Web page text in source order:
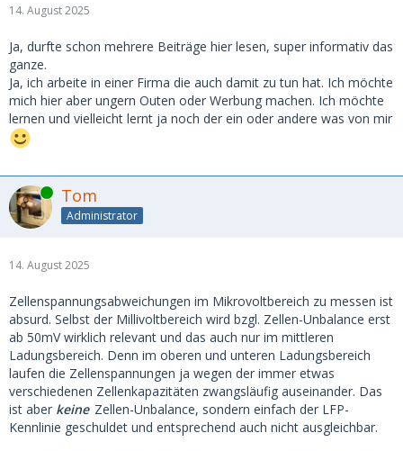
14. August 2025
Ja, durfte schon mehrere Beiträge hier lesen, super informativ das
ganze.
Ja, ich arbeite in einer Firma die auch damit zu tun hat. Ich möchte
mich hier aber ungern Outen oder Werbung machen. Ich möchte
lernen und vielleicht lernt ja noch der ein oder andere was von mir
Online Tom
Administrator
14. August 2025
Zellenspannungsabweichungen im Mikrovoltbereich zu messen ist
absurd. Selbst der Millivoltbereich wird bzgl. Zellen-Unbalance erst
ab 50mV wirklich relevant und das auch nur im mittleren
Ladungsbereich. Denn im oberen und unteren Ladungsbereich
laufen die Zellenspannungen ja wegen der immer etwas
verschiedenen Zellenkapazitäten zwangsläufig auseinander. Das
ist aber keine Zellen-Unbalance, sondern einfach der LFP-
Kennlinie geschuldet und entsprechend auch nicht ausgleichbar.